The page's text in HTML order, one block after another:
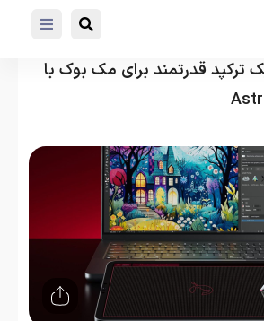
ترکپد قدرتمند برای مک بوک با